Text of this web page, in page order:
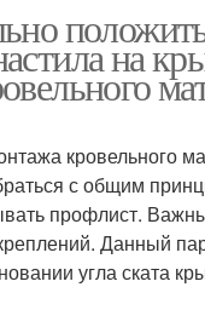
Кровли
на
кровельного
с общим
профлист.
Данный
угла ската